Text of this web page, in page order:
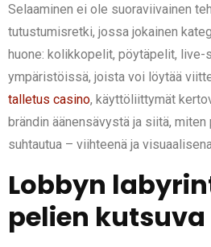
Selaaminen ei ole suoraviivainen
tutustumisretki, jossa jokainen
huone: kolikkopelit, pöytäpelit, live-
ympäristöissä, joista voi löytää
talletus casino, käyttöliittymät
brändin äänensävystä ja siitä, miten
suhtautua – viihteenä ja
Lobbyn
pelien